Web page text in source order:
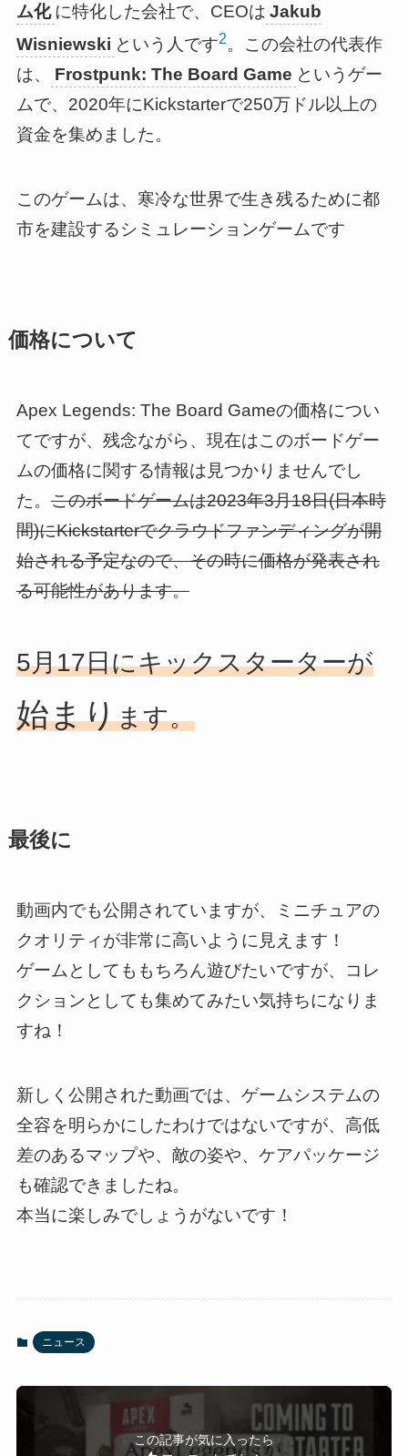
ム化 に特化した会社で、CEOは Jakub
Wisniewski という人です2。この会社の代表作
は、
Frostpunk: The Board Game というゲー
ムで、2020年にKickstarterで250万ドル以上の
資金を集めました。
このゲームは、寒冷な世界で生き残るために都
市を建設するシミュレーションゲームです
価格について
Apex Legends: The Board Gameの価格につい
てですが、残念ながら、現在はこのボードゲー
ムの価格に関する情報は見つかりませんでし
た。 このボードゲームは2023年3月18日(日本時
間)にKickstarterでクラウドファンディングが開
始される予定なので、その時に価格が発表され
る可能性があります。
5月17日にキックスターターが
始まります。
最後に
動画内でも公開されていますが、ミニチュアの
クオリティが非常に高いように見えます！
ゲームとしてももちろん遊びたいですが、コレ
クションとしても集めてみたい気持ちになりま
すね！
新しく公開された動画では、ゲームシステムの
全容を明らかにしたわけではないですが、高低
差のあるマップや、敵の姿や、ケアパッケージ
も確認できましたね。
本当に楽しみでしょうがないです！
ニュース
この記事が気に入ったら